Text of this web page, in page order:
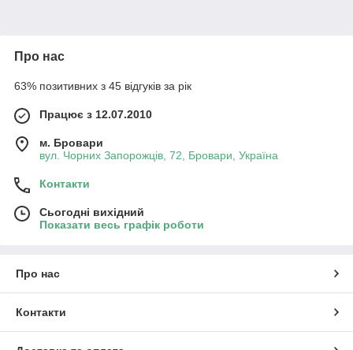
Про нас
63% позитивних з 45 відгуків за рік
Працює з 12.07.2010
м. Бровари
вул. Чорних Запорожців, 72, Бровари, Україна
Контакти
Сьогодні вихідний
Показати весь графік роботи
Про нас
Контакти